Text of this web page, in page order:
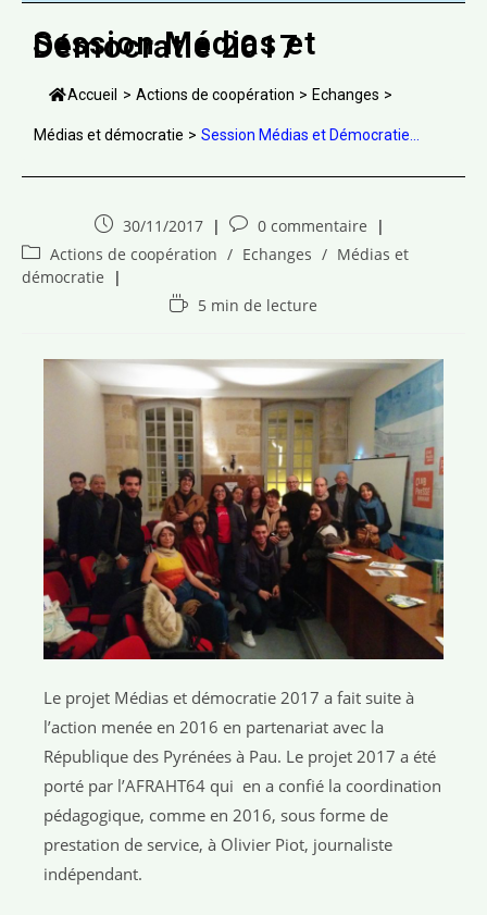
Session Médias et
Démocratie 2017
Accueil > Actions de coopération > Echanges >
Médias et démocratie > Session Médias et Démocratie...
30/11/2017
0 commentaire
Actions de coopération / Echanges / Médias et
démocratie
5 min de lecture
Le projet Médias et démocratie 2017 a fait suite à
l’action menée en 2016 en partenariat avec la
République des Pyrénées à Pau. Le projet 2017 a été
porté par l’AFRAHT64 qui en a confié la coordination
pédagogique, comme en 2016, sous forme de
prestation de service, à Olivier Piot, journaliste
indépendant.